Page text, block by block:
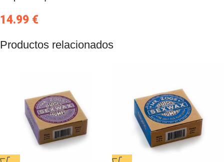
14.99 €
Productos relacionados